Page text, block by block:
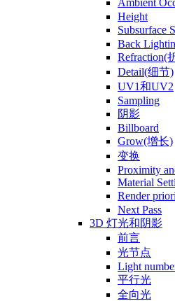
Ambient
Height
Subsurface
Back
Refraction(
Detail(细节)
UV1和UV2
Sampling
阴影
Billboard
Grow(增长)
变换
Proximity
Material
Render
Next Pass
3D 灯光和阴影
前言
光节点
Light
平行光
全向光